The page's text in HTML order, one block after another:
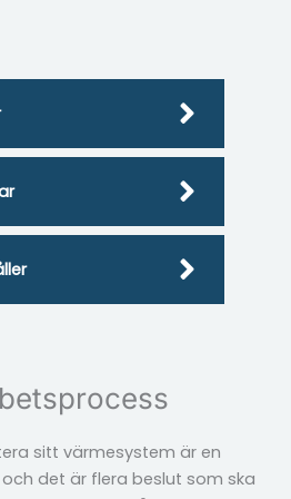
sitt värmesystem är en
det är flera beslut som ska